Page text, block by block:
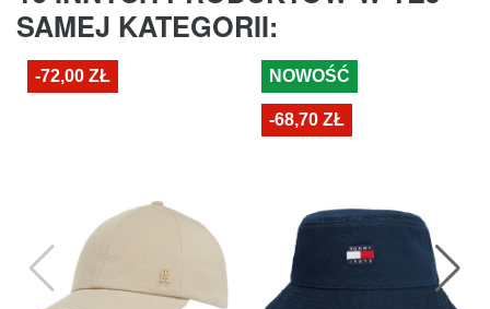
SAMEJ KATEGORII:
-72,00 ZŁ NOWOŚĆ
-68,70 ZŁ